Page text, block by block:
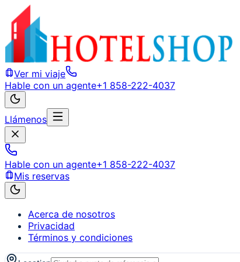
Ver mi viaje
Hable con un agente+1 858-222-4037
Llámenos
Hable con un agente+1 858-222-4037
Mis reservas
Acerca de nosotros
Privacidad
Términos y condiciones